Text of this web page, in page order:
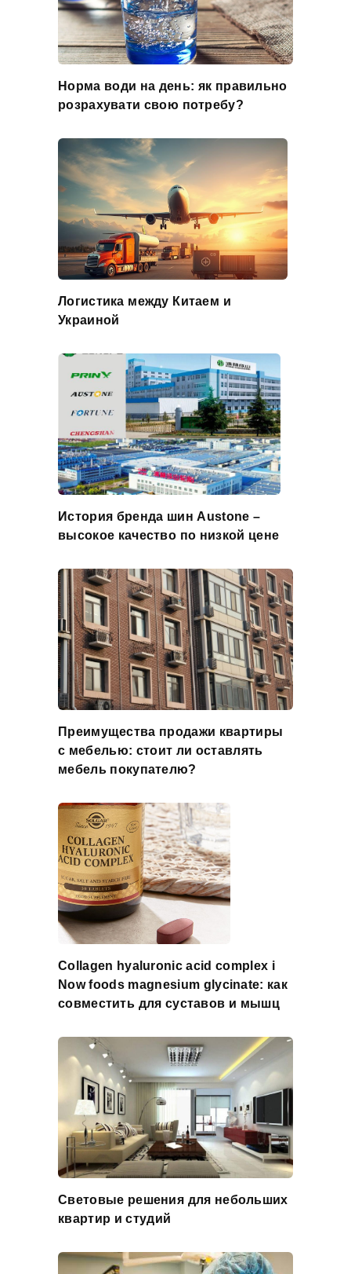
Норма води на день: як правильно
розрахувати свою потребу?
Логистика между Китаем и
Украиной
История бренда шин Austone –
высокое качество по низкой цене
Преимущества продажи квартиры
с мебелью: стоит ли оставлять
мебель покупателю?
Collagen hyaluronic acid complex і
Now foods magnesium glycinate: как
совместить для суставов и мышц
Световые решения для небольших
квартир и студий